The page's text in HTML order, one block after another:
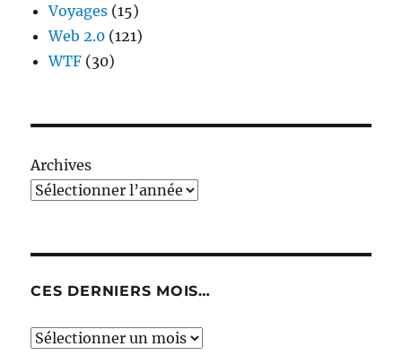
Voyages (15)
Web 2.0 (121)
WTF (30)
Archives
CES DERNIERS MOIS…
Ces